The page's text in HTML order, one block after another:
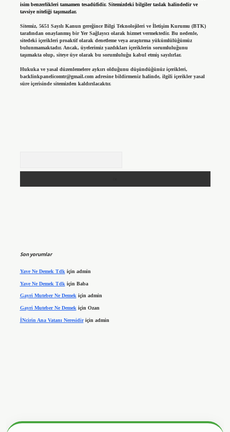
isim benzerlikleri tamamen tesadüfidir. Sitemizdeki bilgiler taslak halindedir ve
tavsiye niteliği taşımazlar.
Sitemiz, 5651 Sayılı Kanun gereğince Bilgi Teknolojileri ve İletişim Kurumu (BTK)
tarafından onaylanmış bir Yer Sağlayıcı olarak hizmet vermektedir. Bu nedenle,
sitedeki içerikleri proaktif olarak denetleme veya araştırma yükümlülüğümüz
bulunmamaktadır. Ancak, üyelerimiz yazdıkları içeriklerin sorumluluğunu
taşımakta olup, siteye üye olarak bu sorumluluğu kabul etmiş sayılırlar.
Hukuka ve yasal düzenlemelere aykırı olduğunu düşündüğünüz içerikleri,
backlinkpanelicomtr@gmail.comadresine bildirmeniz halinde, ilgili içerikler yasal
süre içerisinde sitemizden kaldırılacaktır.
Son yorumlar
Yave Ne Demek Tdk için admin
Yave Ne Demek Tdk için Baba
Gayri Muteber Ne Demekiçin admin
Gayri Muteber Ne Demek için Ozan
İNcirin Ana Vatanı Neresidiriçin admin